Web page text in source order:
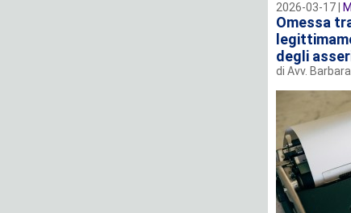
2026-03-17 |
Omessa
degli
di Avv.